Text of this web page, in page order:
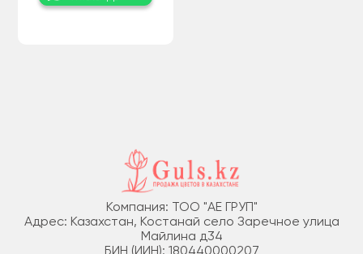
Компания: ТОО "АЕ ГРУП"
Адрес: Казахстан, Костанай село Заречное улица
Майлина д34